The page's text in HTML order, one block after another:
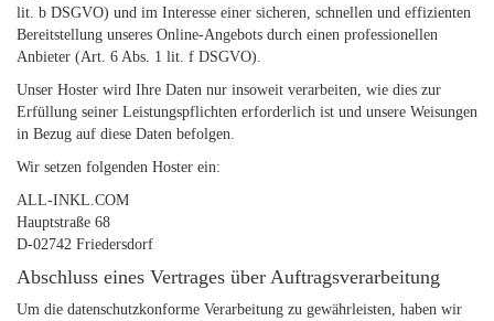
lit. b DSGVO) und im Interesse einer sicheren, schnellen und effizienten
Bereitstellung unseres Online-Angebots durch einen professionellen
Anbieter (Art. 6 Abs. 1 lit. f DSGVO).
Unser Hoster wird Ihre Daten nur insoweit verarbeiten, wie dies zur
Erfüllung seiner Leistungspflichten erforderlich ist und unsere Weisungen
in Bezug auf diese Daten befolgen.
Wir setzen folgenden Hoster ein:
ALL-INKL.COM
Hauptstraße 68
D-02742 Friedersdorf
Abschluss eines Vertrages über Auftragsverarbeitung
Um die datenschutzkonforme Verarbeitung zu gewährleisten, haben wir